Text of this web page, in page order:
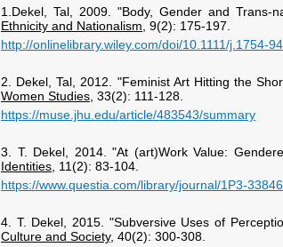
1.Dekel, Tal, 2009. "Body, Gender and
Ethnicity and Nationalism , 9(2): 175-197.
http://onlinelibrary.wiley.com/doi/10.1111/j.1754-
2. Dekel, Tal, 2012. "Feminist Art Hitting the
Women Studies , 33(2): 111-128.
https://muse.jhu.edu/article/483543/summary
3. T. Dekel, 2014. "At (art)Work Value:
Identities , 11(2): 83-104.
https://www.questia.com/library/journal/1P3-
4. T. Dekel, 2015. "Subversive Uses of
Culture and Society, 40(2): 300-308.